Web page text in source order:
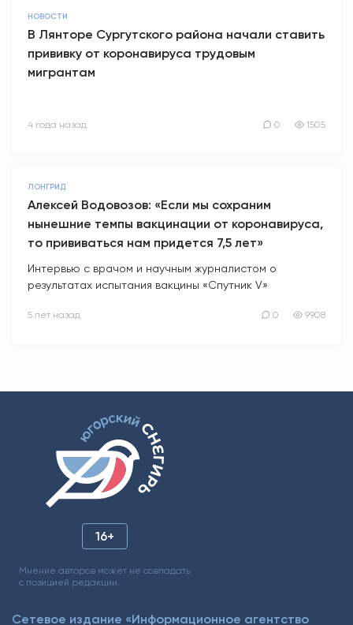
НОВОСТИ
В Лянторе Сургутского района начали ставить
прививку от коронавируса трудовым
мигрантам
4 года назад 0 1505
ЛОНГРИД
Алексей Водовозов: «Если мы сохраним
нынешние темпы вакцинации от коронавируса,
то прививаться нам придется 7,5 лет»
Интервью с врачом и научным журналистом о
результатах испытания вакцины «Спутник V»
5 лет назад 0 9908
16+
Мнение авторов может не совпадать
с позицией редакции.
Сетевое издание «Информационное агентство